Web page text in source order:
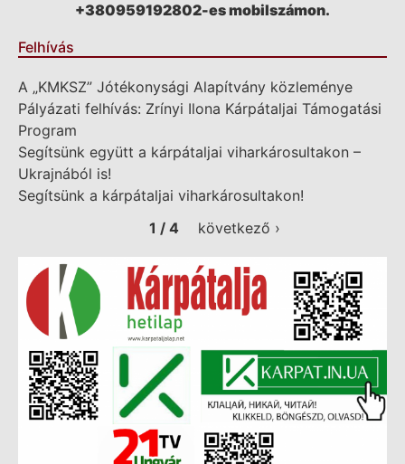
+380959192802-es mobilszámon.
Felhívás
A „KMKSZ” Jótékonysági Alapítvány közleménye
Pályázati felhívás: Zrínyi Ilona Kárpátaljai Támogatási
Program
Segítsünk együtt a kárpátaljai viharkárosultakon –
Ukrajnából is!
Segítsünk a kárpátaljai viharkárosultakon!
1 / 4
következő ›